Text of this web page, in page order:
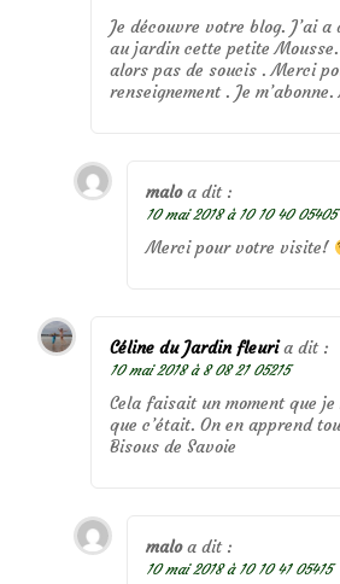
Je découvre votre blog. J’ai
au jardin cette petite Mousse.
alors pas de soucis . Merci
renseignement . Je
malo a dit :
10 mai 2018 à 10 10 40 05405
Merci pour votre visite!
Céline du Jardin fleuri a dit :
10 mai 2018 à 8 08 21 05215
Cela faisait un moment que je
que c’était. On en apprend
Bisous de Savoie
malo a dit :
10 mai 2018 à 10 10 41 05415